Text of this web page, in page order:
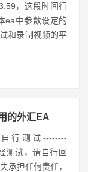
，这段时间行
ea中参数设定的
和录制视频的平
的外汇EA
行测试--------
试，请自行回
承担任何责任，